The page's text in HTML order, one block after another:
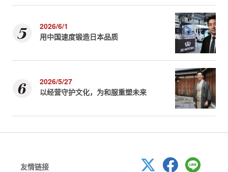
2026/6/1
用中国速度锻造日本品质
2026/5/27
以经营守护文化，为和服重塑未来
友情链接